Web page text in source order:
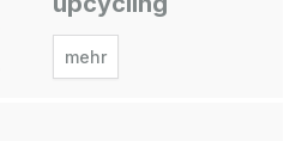
mehr